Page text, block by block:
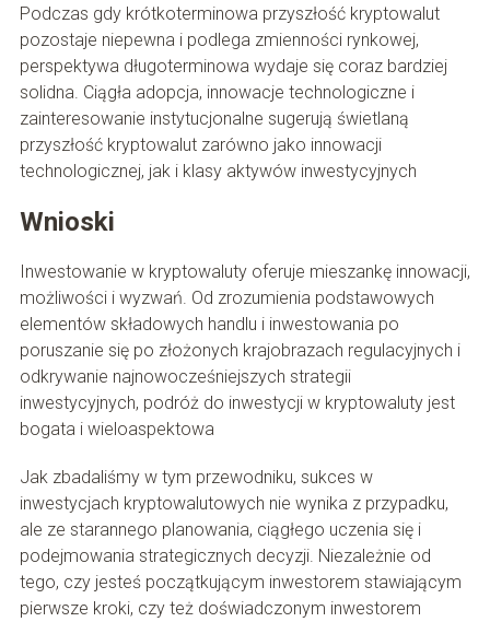
Podczas gdy krótkoterminowa przyszłość kryptowalut
pozostaje niepewna i podlega zmienności rynkowej,
perspektywa długoterminowa wydaje się coraz bardziej
solidna. Ciągła adopcja, innowacje technologiczne i
zainteresowanie instytucjonalne sugerują świetlaną
przyszłość kryptowalut zarówno jako innowacji
technologicznej, jak i klasy aktywów inwestycyjnych
Wnioski
Inwestowanie w kryptowaluty oferuje mieszankę innowacji,
możliwości i wyzwań. Od zrozumienia podstawowych
elementów składowych handlu i inwestowania po
poruszanie się po złożonych krajobrazach regulacyjnych i
odkrywanie najnowocześniejszych strategii
inwestycyjnych, podróż do inwestycji w kryptowaluty jest
bogata i wieloaspektowa
Jak zbadaliśmy w tym przewodniku, sukces w
inwestycjach kryptowalutowych nie wynika z przypadku,
ale ze starannego planowania, ciągłego uczenia się i
podejmowania strategicznych decyzji. Niezależnie od
tego, czy jesteś początkującym inwestorem stawiającym
pierwsze kroki, czy też doświadczonym inwestorem